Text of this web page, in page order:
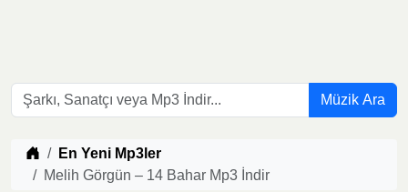
Müzik Ara
Müzik indir
En Yeni Mp3ler
Melih Görgün – 14 Bahar Mp3 İndir